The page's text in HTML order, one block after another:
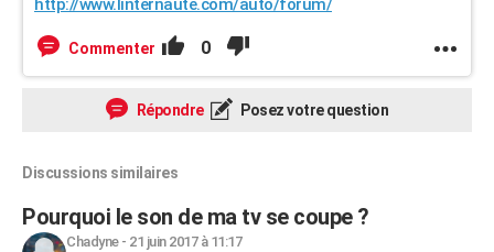
http://www.linternaute.com/auto/forum/
Commenter 0
Répondre Posez votre question
Discussions similaires
Pourquoi le son de ma tv se coupe ?
Chadyne- 21 juin 2017 à 11:17